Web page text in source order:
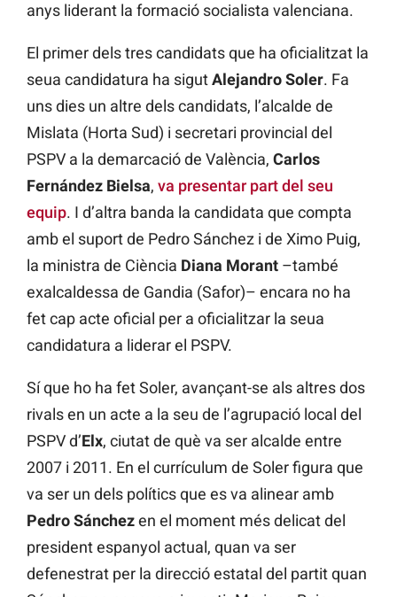
anys liderant la formació socialista valenciana.
El primer dels tres candidats que ha oficialitzat la
seua candidatura ha sigutAlejandro Soler. Fa
uns dies un altre dels candidats, l’alcalde de
Mislata (Horta Sud) i secretari provincial del
PSPV a la demarcació de València, Carlos
Fernández Bielsa, va presentar part del seu
equip. I d’altra banda la candidata que compta
amb el suport de Pedro Sánchez i de Ximo Puig,
la ministra de Ciència Diana Morant –també
exalcaldessa de Gandia (Safor)– encara no ha
fet cap acte oficial per a oficialitzar la seua
candidatura a liderar el PSPV.
Sí que ho ha fet Soler, avançant-se als altres dos
rivals en un acte a la seu de l’agrupació local del
PSPV d’Elx, ciutat de què va ser alcalde entre
2007 i 2011. En el currículum de Soler figura que
va ser un dels polítics que es va alinear amb
Pedro Sánchezen el moment més delicat del
president espanyol actual, quan va ser
defenestrat per la direcció estatal del partit quan